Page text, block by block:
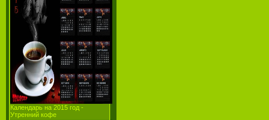
Календарь на 2015 год -
Утренний кофе